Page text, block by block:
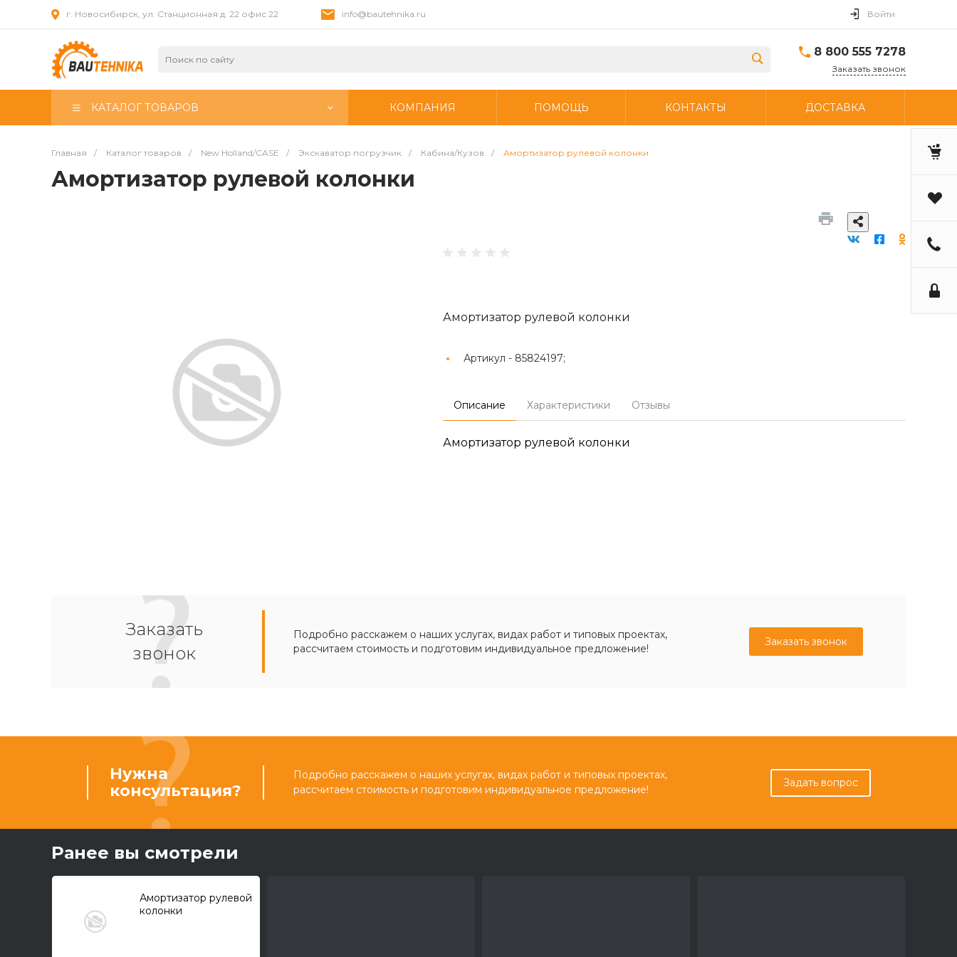
г. Новосибирск, ул. Станционная д. 22 офис 22 info@bautehnika.ru Войти
8 800 555 7278
Заказать звонок
КАТАЛОГ ТОВАРОВ КОМПАНИЯ ПОМОЩЬ КОНТАКТЫ ДОСТАВКА
Главная / Каталог товаров / New Holland/CASE / Экскаватор погрузчик / Кабина/Кузов / Амортизатор рулевой колонки
Амортизатор рулевой колонки
Амортизатор рулевой колонки
Артикул - 85824197;
Описание Характеристики Отзывы
Амортизатор рулевой колонки
Заказать
звонок
Подробно расскажем о наших услугах, видах работ и типовых проектах,
рассчитаем стоимость и подготовим индивидуальное предложение!
Заказать звонок
Нужна
консультация?
Подробно расскажем о наших услугах, видах работ и типовых проектах,
рассчитаем стоимость и подготовим индивидуальное предложение!
Задать вопрос
Ранее вы смотрели
Амортизатор рулевой
колонки